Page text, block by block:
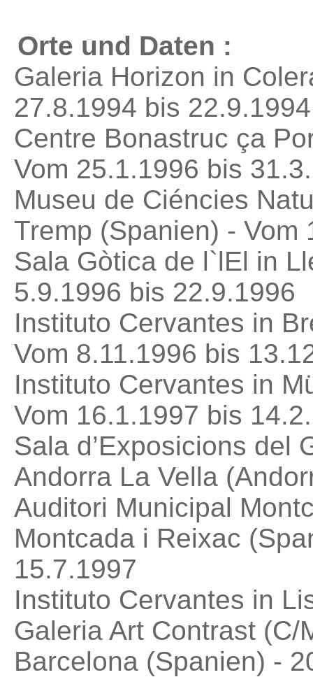
Orte und Daten :
Galeria Horizon in
27.8.1994 bis 22.9.1994
Centre Bonastruc ça
Vom 25.1.1996 bis
Museu de Ciéncies
Tremp (Spanien) -
Sala Gòtica de l`lEl in
5.9.1996 bis 22.9.1996
Instituto Cervantes in
Vom 8.11.1996 bis
Instituto Cervantes in
Vom 16.1.1997 bis
Sala d’Exposicions del
Andorra La Vella
Auditori Municipal
Montcada i Reixac
15.7.1997
Instituto Cervantes in
Galeria Art Contrast (C/
Barcelona (Spanien) -